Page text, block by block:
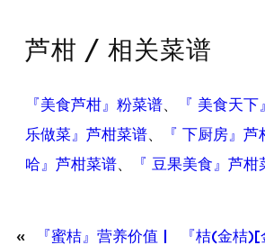
芦柑 / 相关菜谱
『美食芦柑』粉菜谱、 『 美食天
乐做菜』芦柑菜谱、 『 下厨房』芦
哈』芦柑菜谱、 『 豆果美食』芦柑
«
『蜜桔』营养价值 |
『桔(金桔